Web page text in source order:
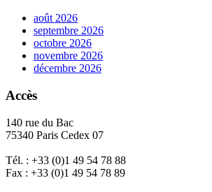
août 2026
septembre 2026
octobre 2026
novembre 2026
décembre 2026
Accès
140 rue du Bac
75340 Paris Cedex 07
Tél. : +33 (0)1 49 54 78 88
Fax : +33 (0)1 49 54 78 89